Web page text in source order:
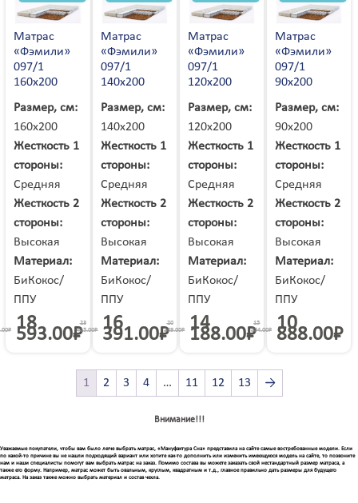
Матрас
«Фэмили»
097/1
160х200
Размер, см:
160х200
Жесткость 1
стороны:
Средняя
Жесткость 2
стороны:
Высокая
Материал:
БиКокос/
ППУ
₽ 18
593.00₽
Матрас
«Фэмили»
097/1
140х200
Размер, см:
140х200
Жесткость 1
стороны:
Средняя
Жесткость 2
стороны:
Высокая
Материал:
БиКокос/
ППУ
23
415.00₽ 16
391.00₽
Матрас
«Фэмили»
097/1
120х200
Размер, см:
120х200
Жесткость 1
стороны:
Средняя
Жесткость 2
стороны:
Высокая
Материал:
БиКокос/
ППУ
20
269.00₽ 14
188.00₽
Матрас
«Фэмили»
097/1
90х200
Размер, см:
90х200
Жесткость 1
стороны:
Средняя
Жесткость 2
стороны:
Высокая
Материал:
БиКокос/
ППУ
15
554.00₽ 10
888.00₽
1 2 3 4 … 11 12 13 →
Внимание!!!
Уважаемые покупатели, чтобы вам было легче выбрать матрас, «Мануфактура Сна» представила на сайте самые востребованные модели. Если
по какой-то причине вы не нашли подходящий вариант или хотите как-то дополнить или изменить имеющуюся модель на сайте, то позвоните
нам и наши специалисты помогут вам выбрать матрас на заказ. Помимо состава вы можете заказать свой нестандартный размер матраса, а
также его форму. Например, матрас может быть овальным, круглым, квадратным и т.д., главное правильно дать размеры для будущего
матраса. На заказ также можно выбрать материал и состав чехла.
Шарыпово
Шарья
Шатура
Шахты
Шилка
Шимановск
Элиста
Энгельс
Южноуральск
Юрга
Яготин
Ядрин
Янаул
Ярославль
Ярцево
Яхрома